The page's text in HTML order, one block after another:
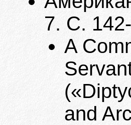
7. С.
A
and